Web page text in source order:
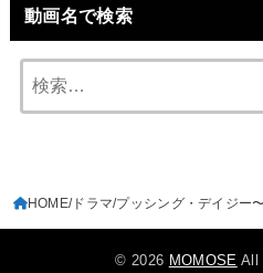
動画名で検索
HOME ドラマ プッシング・デイジー
© 2026 MOMOSE All